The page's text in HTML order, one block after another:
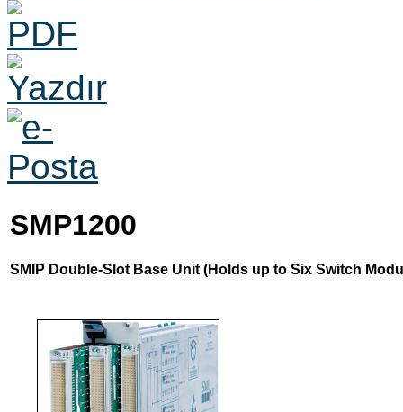
SMP1200
SMIP Double-Slot Base Unit (Holds up to Six Switch